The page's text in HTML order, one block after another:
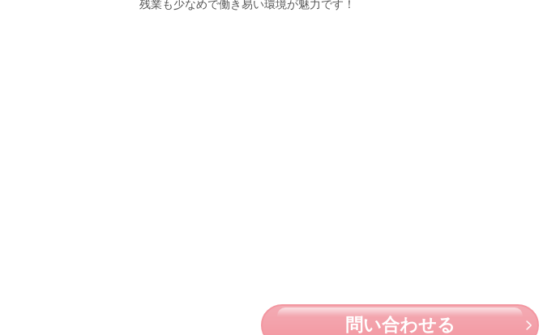
残業も少なめで働き易い環境が魅力です！
問い合わせる